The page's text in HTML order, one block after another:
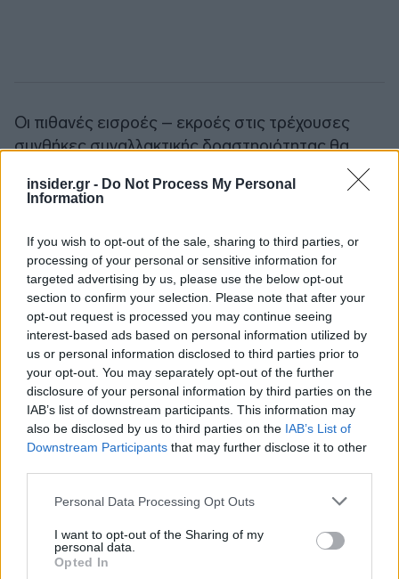
insider.gr - Do Not Process My Personal
Information
If you wish to opt-out of the sale, sharing to third parties, or
processing of your personal or sensitive information for
targeted advertising by us, please use the below opt-out
section to confirm your selection. Please note that after your
opt-out request is processed you may continue seeing
interest-based ads based on personal information utilized by
us or personal information disclosed to third parties prior to
your opt-out. You may separately opt-out of the further
disclosure of your personal information by third parties on the
IAB’s list of downstream participants. This information may
also be disclosed by us to third parties on the IAB’s List of
Downstream Participants that may further disclose it to other
Please note that this website/app uses one or more Google
not limited to your visit or usage behaviour. You may click to
grant or deny consent to Google and its third-party tags to
use your data for below specified purposes in below Google
Personal Data Processing Opt Outs
I want to opt-out of the Sharing of my
personal data.
Opted In
Οι πιθανές εισροές – εκροές στις τρέχουσες
συνθήκες συναλλακτικής δραστηριότητας θα
εισροές για την Εθνική Τράπεζα αντιστοιχούν σε
συναλλαγών και 24,41 ημέρες για τον τίτλο της
Jumbo.
Μέχρι στιγμής, στο βασικό δείκτη MSCI Greece
εντάσσονταιέξι τίτλοι, με τον ΟΤΕ να έχει
στάθμιση 25,78% τον ΟΠΑΠ 18,24%, την Alpha
Bank με στάθμιση 16,64%, τη Eurobank με
στάθμιση 16,07%, τη ΔΕΗ στο 13,71% και τη
Jumbo με στάθμιση 9,52%.
Ακολουθήστε τοinsider.gr στο Google Newsκαι μάθετε